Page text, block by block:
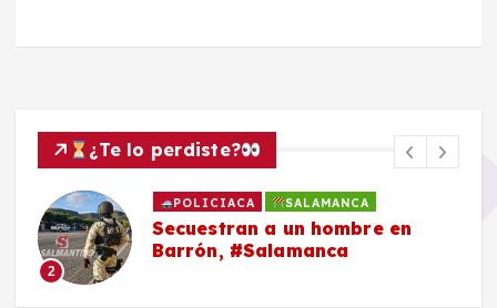
¿Te lo perdiste?
2
POLICIACA SALAMANCA
Secuestran a un hombre en
Barrón, #Salamanca